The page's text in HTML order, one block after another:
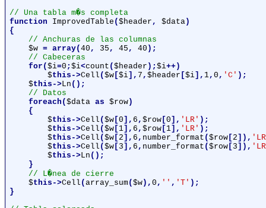
function ImprovedTable ( $header , $data)
{
// Anchuras de las columnas
$w = array( 40 , 35 , 45 , 40 );
// Cabeceras
for( $i=0 ; $i<count ( $header ); $i++)
$this->Cell ( $w [$i], 7 , $header [$i], 1, 0 , 'C' );
$this->Ln ();
// Datos
foreach( $data as $row)
    {
$this->Cell ( $w [0 ], 6 , $row [0 ], 'LR' );
$this->Cell ( $w [ 1], 6 , $row [ 1], 'LR' );
$this->Cell ( $w [ 2 ], 6 , number_format ( $row [ 2 ]),
$this->Cell ( $w [ 3 ], 6 , number_format ( $row [ 3 ]),
$this->Ln ();
    }
// L�nea de cierre
$this->Cell ( array_sum( $w), 0 , '' , 'T' );
}